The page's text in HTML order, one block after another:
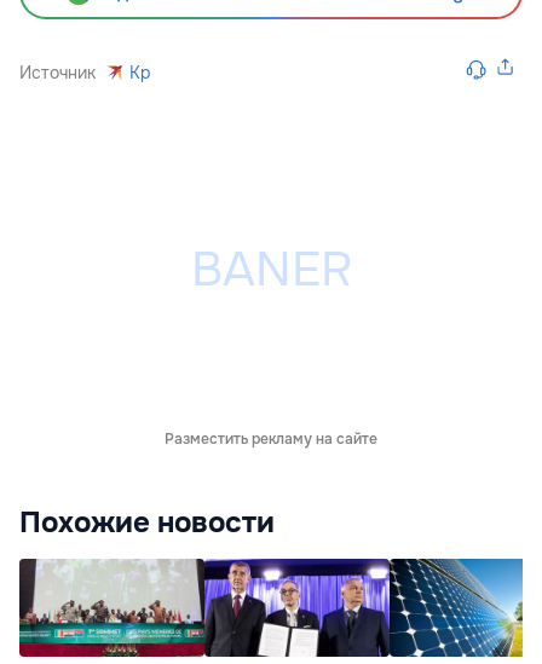
Источник Kp
Разместить рекламу на сайте
Похожие новости